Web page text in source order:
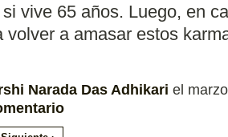
vive 65 años. Luego, en
volver a amasar estos
Narada Das Adhikari el